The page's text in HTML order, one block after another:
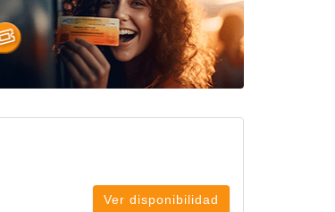
Ver disponibilidad